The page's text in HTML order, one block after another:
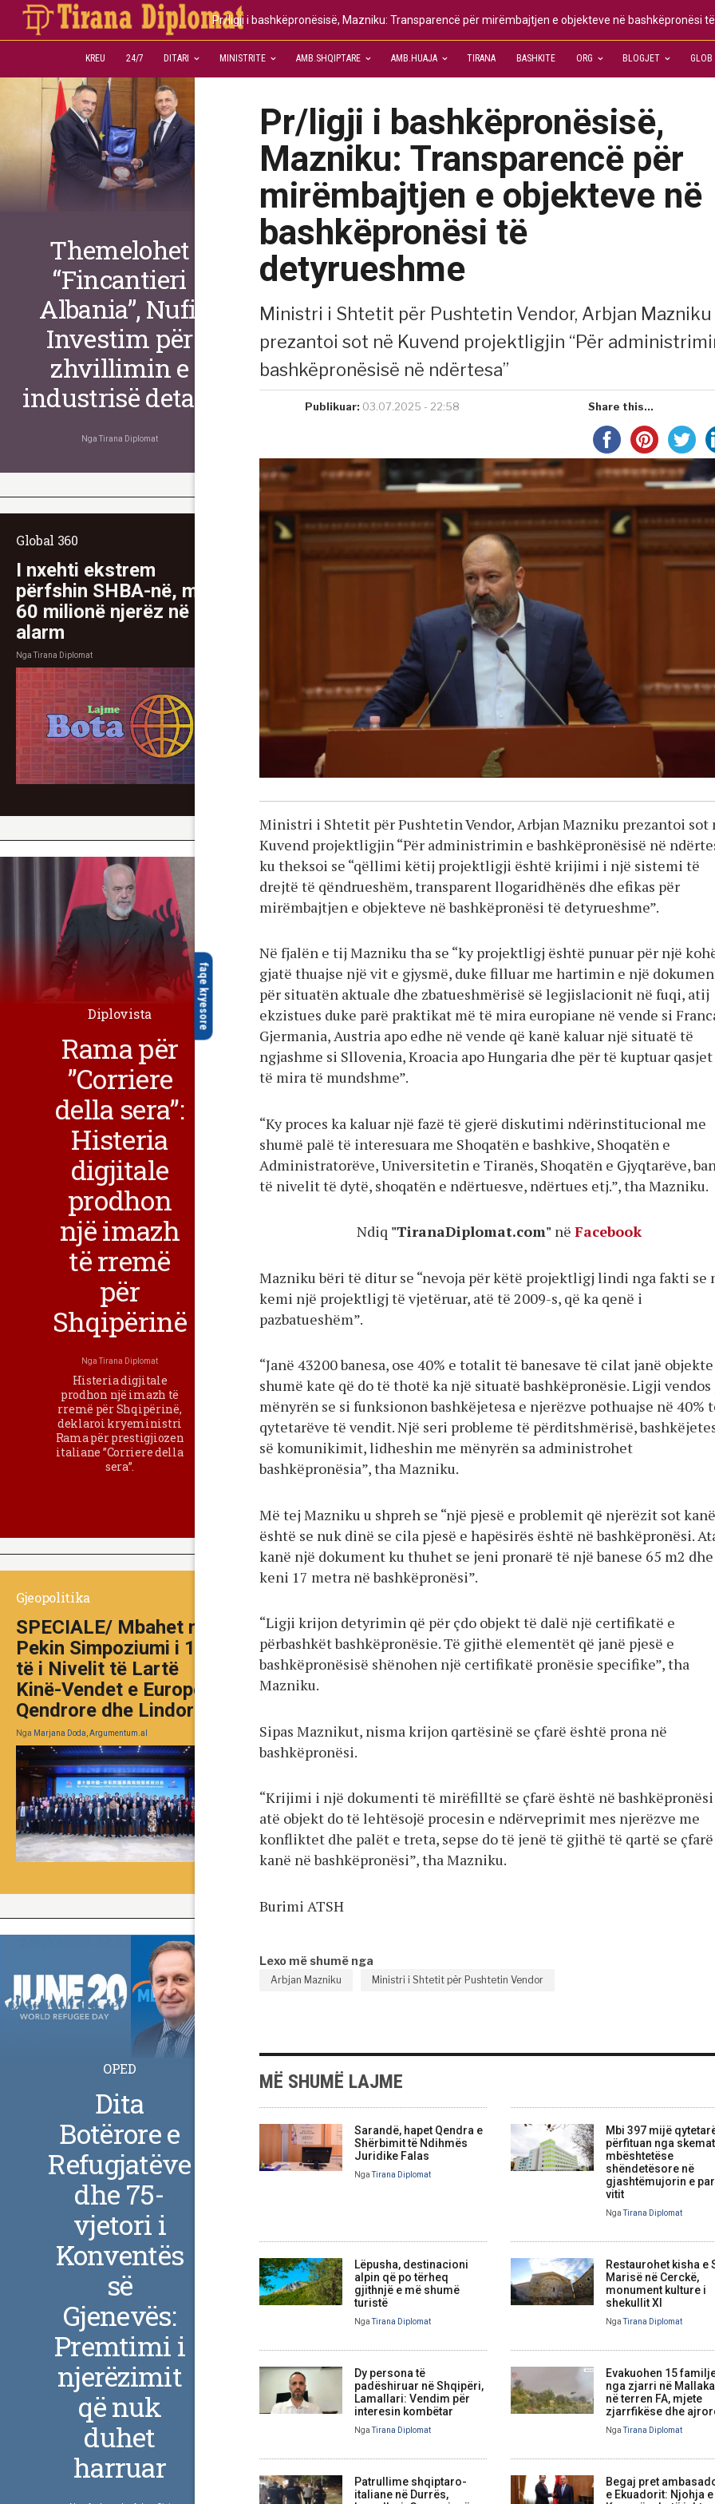
Pr/ligji i bashkëpronësisë, Mazniku: Transparencë për mirëmbajtjen e objekteve në bashkëpronësi
KREU 24/7 DITARI MINISTRITE AMB.SHQIPTARE AMB.HUAJA TIRANA BASHKITE ORG BLOGJET GLOB
faqe kryesore
Pr/ligji i bashkëpronësisë,
Mazniku: Transparencë për
mirëmbajtjen e objekteve në
bashkëpronësi të
detyrueshme
Ministri i Shtetit për Pushtetin Vendor, Arbjan Mazniku
prezantoi sot në Kuvend projektligjin “Për
bashkëpronësisë në ndërtesa”
Publikuar: 03.07.2025 - 22:58 Share this...
Ministri i Shtetit për Pushtetin Vendor, Arbjan Mazniku prezantoi sot
Kuvend projektligjin “Për administrimin e bashkëpronësisë në
ku theksoi se “qëllimi këtij projektligji është krijimi i një sistemi të
drejtë të qëndrueshëm, transparent llogaridhënës dhe efikas për
mirëmbajtjen e objekteve në bashkëpronësi të detyrueshme”.
Në fjalën e tij Mazniku tha se “ky projektligj është punuar për një
gjatë thuajse një vit e gjysmë, duke filluar me hartimin e një
për situatën aktuale dhe zbatueshmërisë së legjislacionit në fuqi, atij
ekzistues duke parë praktikat më të mira europiane në vende si
Gjermania, Austria apo edhe në vende që kanë kaluar një situatë të
ngjashme si Sllovenia, Kroacia apo Hungaria dhe për të kuptuar
të mira të mundshme”.
“Ky proces ka kaluar një fazë të gjerë diskutimi ndërinstitucional me
shumë palë të interesuara me Shoqatën e bashkive, Shoqatën e
Administratorëve, Universitetin e Tiranës, Shoqatën e Gjyqtarëve,
të nivelit të dytë, shoqatën e ndërtuesve, ndërtues etj.”, tha Mazniku.
Ndiq "TiranaDiplomat.com" në Facebook
Mazniku bëri të ditur se “nevoja për këtë projektligj lindi nga fakti se
kemi një projektligj të vjetëruar, atë të 2009-s, që ka qenë i
pazbatueshëm”.
“Janë 43200 banesa, ose 40% e totalit të banesave të cilat janë
shumë kate që do të thotë ka një situatë bashkëpronësie. Ligji vendos
mënyrën se si funksionon bashkëjetesa e njerëzve pothuajse në 40%
qytetarëve të vendit. Një seri probleme të përditshmërisë,
së komunikimit, lidheshin me mënyrën sa administrohet
bashkëpronësia”, tha Mazniku.
Më tej Mazniku u shpreh se “një pjesë e problemit që njerëzit sot kanë
është se nuk dinë se cila pjesë e hapësirës është në bashkëpronësi.
kanë një dokument ku thuhet se jeni pronarë të një banese 65 m2 dhe
keni 17 metra në bashkëpronësi”.
“Ligji krijon detyrimin që për çdo objekt të dalë një certifikatë e
përbashkët bashkëpronësie. Të gjithë elementët që janë pjesë e
bashkëpronësisë shënohen një certifikatë pronësie specifike”, tha
Mazniku.
Sipas Maznikut, nisma krijon qartësinë se çfarë është prona në
bashkëpronësi.
“Krijimi i një dokumenti të mirëfilltë se çfarë është në
atë objekt do të lehtësojë procesin e ndërveprimit mes njerëzve me
konfliktet dhe palët e treta, sepse do të jenë të gjithë të qartë se çfarë
kanë në bashkëpronësi”, tha Mazniku.
Burimi ATSH
Lexo më shumë nga
Arbjan Mazniku Ministri i Shtetit për Pushtetin Vendor
MË SHUMË LAJME
Sarandë, hapet Qendra e
Shërbimit të Ndihmës
Juridike Falas
NgaTirana Diplomat
Mbi 397 mijë
përfituan nga skemat
mbështetëse
shëndetësore në
gjashtëmujorin e
vitit
NgaTirana Diplomat
Lëpusha, destinacioni
alpin që po tërheq
gjithnjë e më shumë
turistë
NgaTirana Diplomat
Restaurohet kisha e
Marisë në Cerckë,
monument kulture i
shekullit XI
NgaTirana Diplomat
Dy persona të
padëshiruar në Shqipëri,
Lamallari: Vendim për
interesin kombëtar
NgaTirana Diplomat
Evakuohen 15
nga zjarri në
në terren FA, mjete
zjarrfikëse dhe
NgaTirana Diplomat
Patrullime shqiptaro-
italiane në Durrës,
Begaj pret
e Ekuadorit: Njohja e
Themelohet
“Fincantieri
Albania”, Nufi:
Investim për
zhvillimin e
industrisë detare
Nga Tirana Diplomat
Global 360
I nxehti ekstrem
përfshin SHBA-në, mbi
60 milionë njerëz në
alarm
NgaTirana Diplomat
Diplovista
Rama për
”Corriere
della sera”:
Histeria
digjitale
prodhon
një imazh
të rremë
për
Shqipërinë
NgaTirana Diplomat
Histeria digjitale
prodhon një imazh të
rremë për Shqipërinë,
deklaroi kryeministri
Rama për prestigjiozen
italiane ”Corriere della
sera”.
Gjeopolitika
SPECIALE/ Mbahet në
Pekin Simpoziumi i 10-
të i Nivelit të Lartë
Kinë-Vendet e Europës
Qendrore dhe Lindore
Nga Marjana Doda, Argumentum.al
OPED
Dita
Botërore e
Refugjatëve
dhe 75-
vjetori i
Konventës
së
Gjenevës:
Premtimi i
njerëzimit
që nuk
duhet
harruar